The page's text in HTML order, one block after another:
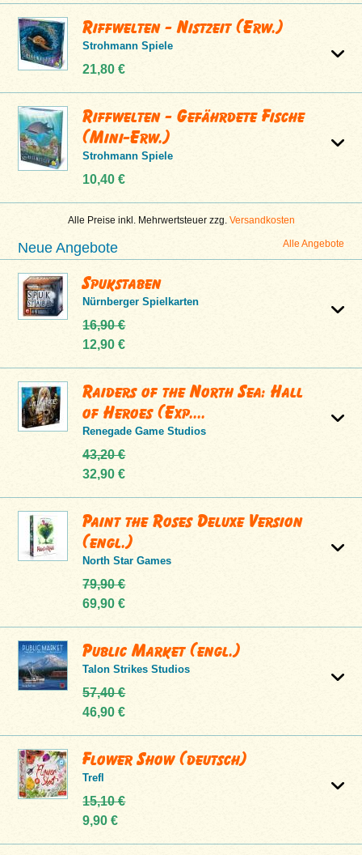
Riffwelten - Nistzeit (Erw.)
Strohmann Spiele
21,80 €
Riffwelten - Gefährdete Fische
(Mini-Erw.)
Strohmann Spiele
10,40 €
Alle Preise inkl. Mehrwertsteuer zzg. Versandkosten
Alle Angebote
Neue Angebote
Spukstaben
Nürnberger Spielkarten
16,90 €
12,90 €
Raiders of the North Sea: Hall
of Heroes (Exp....
Renegade Game Studios
43,20 €
32,90 €
Paint the Roses Deluxe Version
(engl.)
North Star Games
79,90 €
69,90 €
Public Market (engl.)
Talon Strikes Studios
57,40 €
46,90 €
Flower Show (deutsch)
Trefl
15,10 €
9,90 €